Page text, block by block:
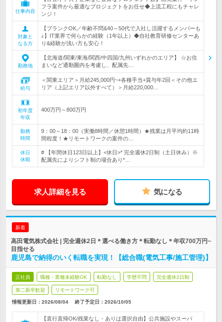
仕事内容
フラ案件から最適なプロジェクトをお任せ◆上流工程にもチャレ
ンジ！
対象と
なる方
【ブランクOK／年齢不問&40～50代で入社し活躍するメンバーも
♪】IT業界で何らかの経験（1年以上）◆自社教育研修センターあ
り&経験が浅い方も安心！
勤務地
【北海道/関東/東海/関西/中四国/九州いずれかのエリア】 ☆お住
まいなど通勤圏内を考慮し、配属先…
給与
＜関東エリア＞月給245,000円~+各種手当+賞与年2回＜その他エ
リア（上記エリア以外すべて）＞月給220,000…
初年度
年収
400万円～800万円
勤務
時間
9：00～18：00（実働8時間／休憩1時間）★残業は月平均約11時
間程度！★リモートワークの案件の…
休日
休暇
# 【年間休日123日以上】<休日>* 完全週休2日制（土日休み）※
配属先によりシフト制の場合あり*…
求人詳細を見る 気になる
新着
高田電気株式会社 | 完全週休2日＊選べる働き方＊転勤なし＊年収700万円~
目指せる
鹿児島で納得のいく転職を実現！【総合職(電気工事/施工管理)】
正社員 職種・業種未経験OK 転勤なし 学歴不問 完全週休2日制
第二新卒歓迎 リモートワーク可
情報更新日：2026/08/04 終了予定日： 2026/10/05
【直行直帰OK/残業なし・ありは選択自由】公共施設やスーパ